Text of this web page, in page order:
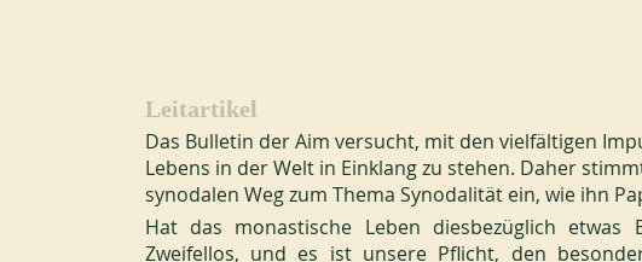
Leitartikel
Das Bulletin der Aim versucht, mit den vielfältigen
Lebens in der Welt in Einklang zu stehen. Daher
synodalen Weg zum Thema Synodalität ein, wie ihn
Hat das monastische Leben diesbezüglich etwas
Zweifellos, und es ist unsere Pflicht, den